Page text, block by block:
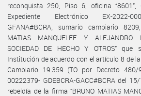
reconquista 250, Piso 6, oficina “8601”,
Expediente Electrónico EX-2022-
GFANA#BCRA, sumario cambiario
MATIAS MANQUELEF Y ALEJANDRO
SOCIEDAD DE HECHO Y OTROS”
Institución de acuerdo con el artículo 8 de
Cambiario 19.359 (TO por Decreto 480/
00222379- GDEBCRA-GACC#BCRA del
rebeldía de la firma “BRUNO MATIAS